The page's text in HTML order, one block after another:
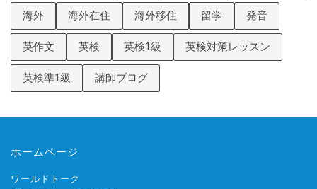
海外 海外在住 海外移住 留学 発音
英作文 英検 英検1級 英検対策レッスン
英検準1級 講師ブログ
ホームページ
ワールドトーク